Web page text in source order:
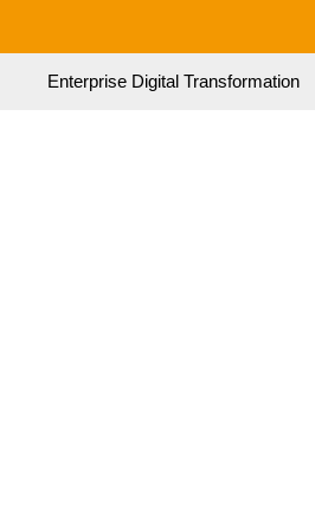
Enterprise Digital Transformation